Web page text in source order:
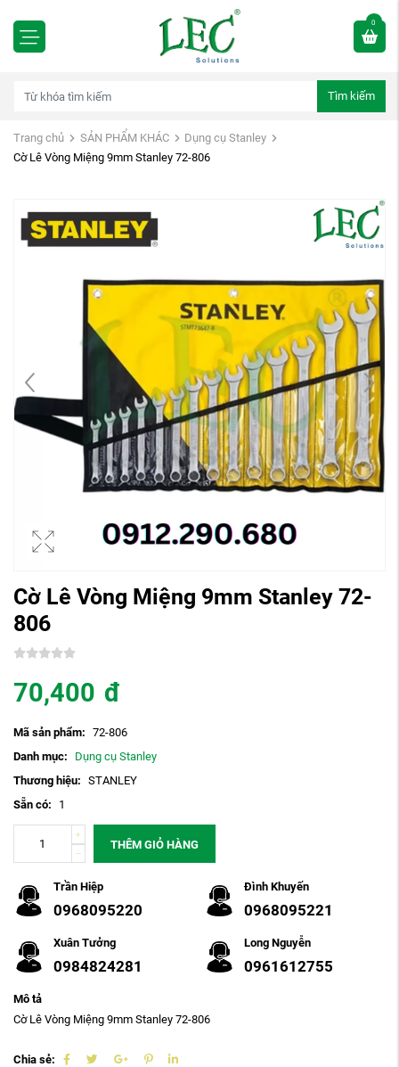
0
Tìm kiếm
Trang chủ SẢN PHẨM KHÁC
Dụng cụ Stanley
Cờ Lê Vòng Miệng 9mm Stanley 72-806
Cờ Lê Vòng Miệng 9mm Stanley 72-
806
70,400 đ
Mã sản phẩm: 72-806
Danh mục:
Dụng cụ Stanley
Thương hiệu: STANLEY
Sẵn có:
1
THÊM GIỎ HÀNG
Trần Hiệp
0968095220
Đình Khuyến
0968095221
Xuân Tưởng
0984824281
Long Nguyễn
0961612755
Mô tả
Cờ Lê Vòng Miệng 9mm Stanley 72-806
Chia sẻ: